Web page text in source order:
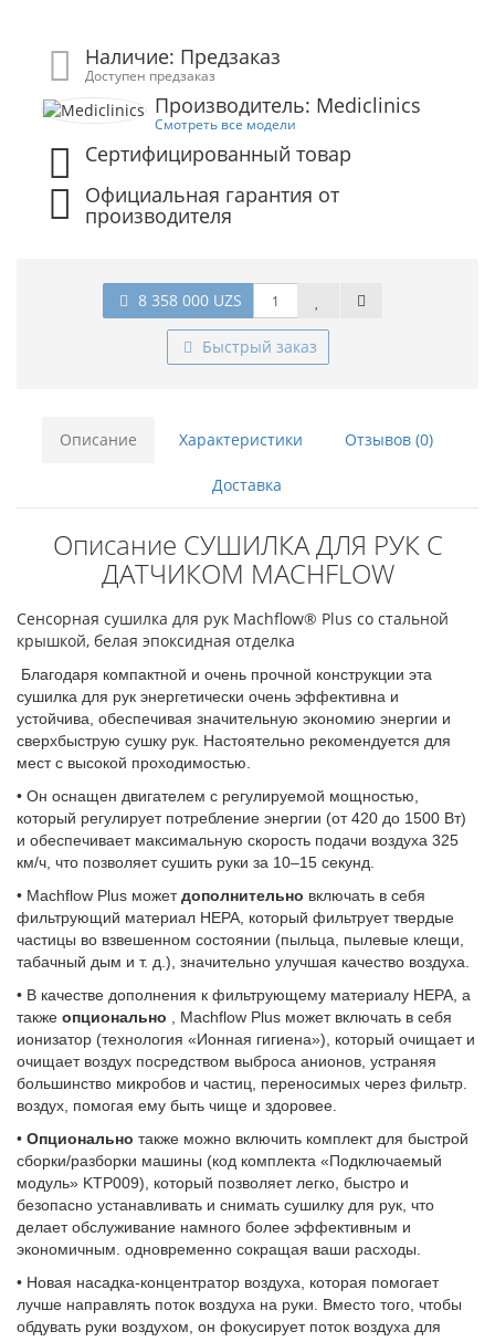
Наличие: Предзаказ
Доступен предзаказ
Производитель: Mediclinics
Смотреть все модели
Сертифицированный товар
Официальная гарантия от
производителя
8 358 000 UZS
Быстрый заказ
Описание Характеристики Отзывов (0)
Доставка
Описание СУШИЛКА ДЛЯ РУК С
ДАТЧИКОМ MACHFLOW
Сенсорная сушилка для рук Machflow® Plus со стальной
крышкой, белая эпоксидная отделка
Благодаря компактной и очень прочной конструкции эта
сушилка для рук энергетически очень эффективна и
устойчива, обеспечивая значительную экономию энергии и
сверхбыструю сушку рук. Настоятельно рекомендуется для
мест с высокой проходимостью.
• Он оснащен двигателем с регулируемой мощностью,
который регулирует потребление энергии (от 420 до 1500 Вт)
и обеспечивает максимальную скорость подачи воздуха 325
км/ч, что позволяет сушить руки за 10–15 секунд.
• Machflow Plus можетдополнительно включать в себя
фильтрующий материал HEPA, который фильтрует твердые
частицы во взвешенном состоянии (пыльца, пылевые клещи,
табачный дым и т. д.), значительно улучшая качество воздуха.
• В качестве дополнения к фильтрующему материалу HEPA, а
также опционально , Machflow Plus может включать в себя
ионизатор (технология «Ионная гигиена»), который очищает и
очищает воздух посредством выброса анионов, устраняя
большинство микробов и частиц, переносимых через фильтр.
воздух, помогая ему быть чище и здоровее.
• Опционально также можно включить комплект для быстрой
сборки/разборки машины (код комплекта «Подключаемый
модуль» KTP009), который позволяет легко, быстро и
безопасно устанавливать и снимать сушилку для рук, что
делает обслуживание намного более эффективным и
экономичным. одновременно сокращая ваши расходы.
• Новая насадка-концентратор воздуха, которая помогает
лучше направлять поток воздуха на руки. Вместо того, чтобы
обдувать руки воздухом, он фокусирует поток воздуха для